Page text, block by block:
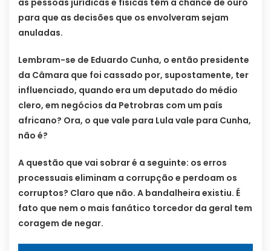
para que as decisões que os envolveram sejam
anuladas.
Lembram-se de Eduardo Cunha, o então presidente
da Câmara que foi cassado por, supostamente, ter
influenciado, quando era um deputado do médio
clero, em negócios da Petrobras com um país
africano? Ora, o que vale para Lula vale para Cunha,
não é?
A questão que vai sobrar é a seguinte: os erros
processuais eliminam a corrupção e perdoam os
corruptos? Claro que não. A bandalheira existiu. É
fato que nem o mais fanático torcedor da geral tem
coragem de negar.